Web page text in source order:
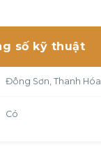
số kỹ thuật
Đông Sơn, Thanh Hóa
Có